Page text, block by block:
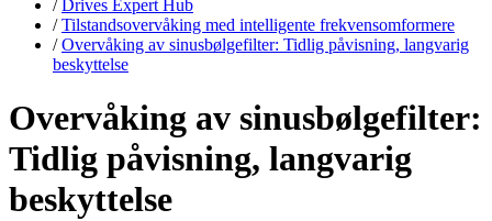
/ Drives Expert Hub
/ Tilstandsovervåking med intelligente frekvensomformere
/ Overvåking av sinusbølgefilter: Tidlig påvisning, langvarig
beskyttelse
Overvåking av sinusbølgefilter:
Tidlig påvisning, langvarig
beskyttelse